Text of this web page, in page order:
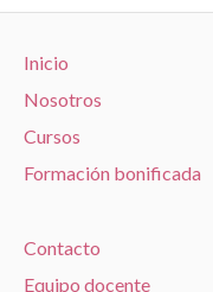
Inicio
Nosotros
Cursos
Formación bonificada
Contacto
Equipo docente